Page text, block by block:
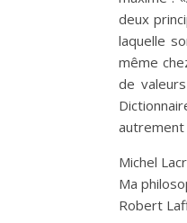
deux
laquelle
même
de
autrement
Michel
Ma
Robert